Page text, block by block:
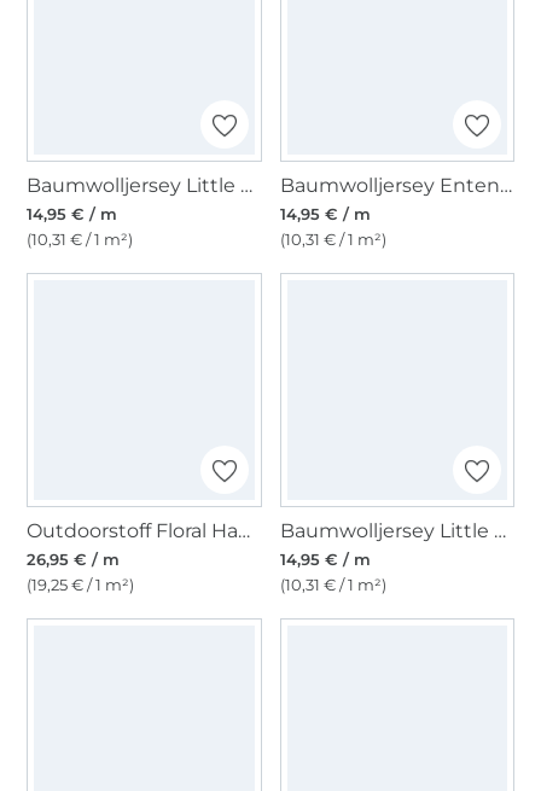
Baumwolljersey Little Sheep, beige
14,95 € / m
(10,31 € / 1 m²)
Baumwolljersey Enten, malve
14,95 € / m
(10,31 € / 1 m²)
Outdoorstoff Floral Happy Garden, petrol
26,95 € / m
(19,25 € / 1 m²)
Baumwolljersey Little Wiener Dog, sand
14,95 € / m
(10,31 € / 1 m²)